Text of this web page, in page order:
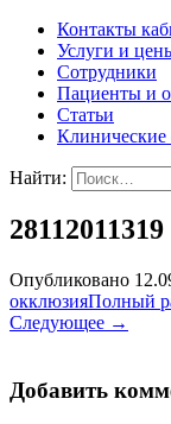
Контакты
Услуги и
Сотрудники
Пациенты и
Статьи
Клинические
Найти:
28112011319
Опубликовано
окклюзияПолный
Следующее →
Добавить